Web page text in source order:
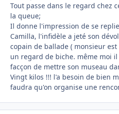
Tout passe dans le regard chez
la queue;
Il donne l'impression de se
Camilla, l'infidèle a jeté son
copain de ballade ( monsieur
un regard de biche. même moi il
facçon de mettre son museau
Vingt kilos !!! l'a besoin de bien
faudra qu'on organise une